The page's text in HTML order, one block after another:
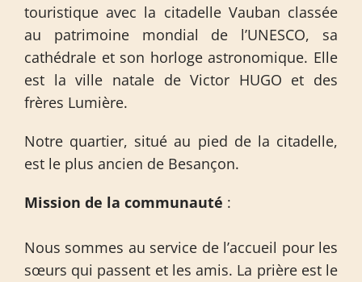
touristique avec la citadelle Vauban classée
au patrimoine mondial de l’UNESCO, sa
cathédrale et son horloge astronomique. Elle
est la ville natale de Victor HUGO et des
frères Lumière.
Notre quartier, situé au pied de la citadelle,
est le plus ancien de Besançon.
Mission de la communauté :
Nous sommes au service de l’accueil pour les
sœurs qui passent et les amis. La prière est le